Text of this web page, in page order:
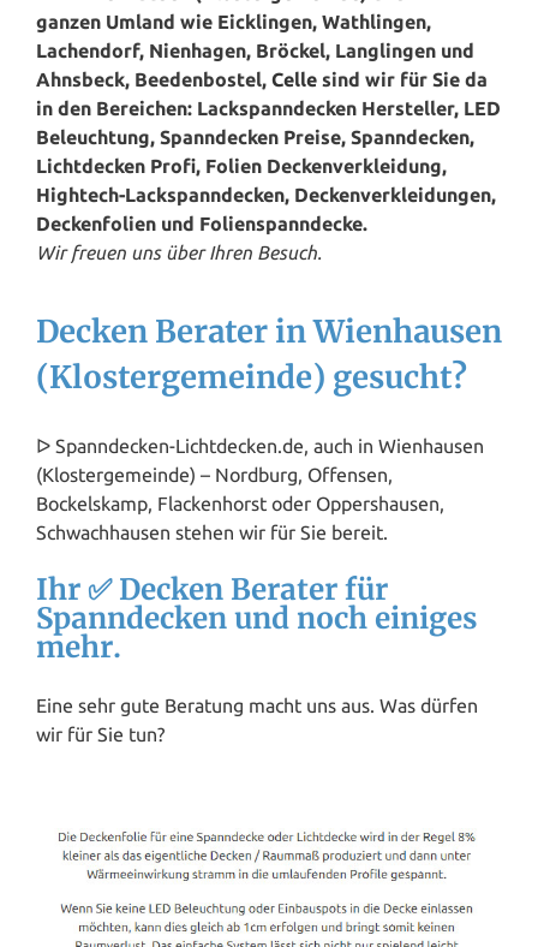
ganzen Umland wie Eicklingen, Wathlingen,
Lachendorf, Nienhagen, Bröckel, Langlingen und
Ahnsbeck, Beedenbostel, Celle sind wir für Sie da
in den Bereichen: Lackspanndecken Hersteller, LED
Beleuchtung, Spanndecken Preise, Spanndecken,
Lichtdecken Profi, Folien Deckenverkleidung,
Hightech-Lackspanndecken, Deckenverkleidungen,
Deckenfolien und Folienspanndecke.
Wir freuen uns über Ihren Besuch.
Decken Berater in Wienhausen
(Klostergemeinde) gesucht?
ᐅ Spanndecken-Lichtdecken.de, auch in Wienhausen
(Klostergemeinde) – Nordburg, Offensen,
Bockelskamp, Flackenhorst oder Oppershausen,
Schwachhausen stehen wir für Sie bereit.
Ihr ✅ Decken Berater für
Spanndecken und noch einiges
mehr.
Eine sehr gute Beratung macht uns aus. Was dürfen
wir für Sie tun?